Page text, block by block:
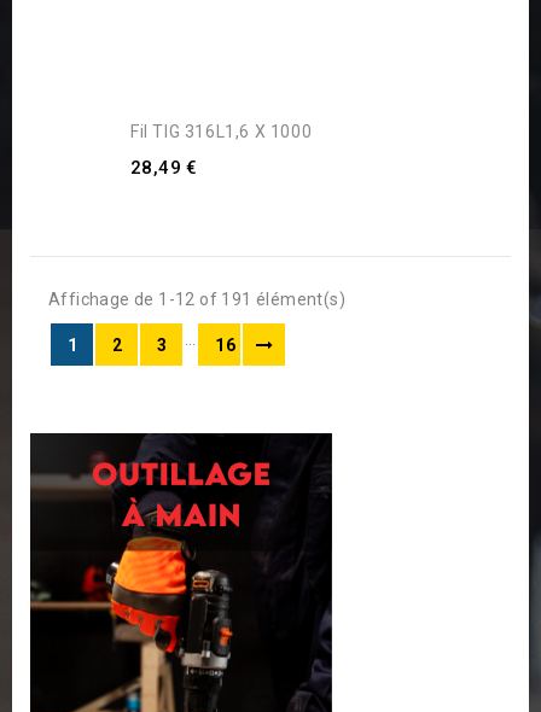
Fil TIG 316L1,6 X 1000
28,49 €
Affichage de 1-12 of 191 élément(s)
1 2 3 16